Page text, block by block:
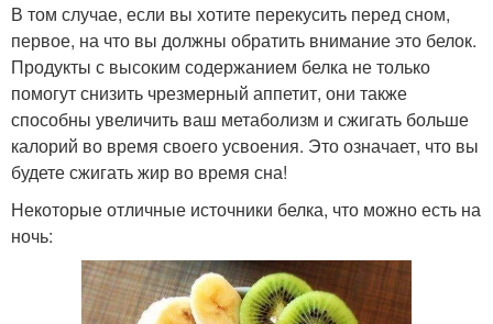
В том случае, если вы хотите перекусить перед сном,
первое, на что вы должны обратить внимание это белок.
Продукты с высоким содержанием белка не только
помогут снизить чрезмерный аппетит, они также
способны увеличить ваш метаболизм и сжигать больше
калорий во время своего усвоения. Это означает, что вы
будете сжигать жир во время сна!
Некоторые отличные источники белка, что можно есть на
ночь: